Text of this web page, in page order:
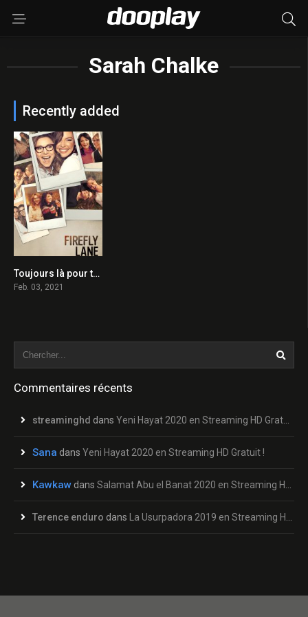
Sarah Chalke
Recently added
7.9Toujours là pour toi 2021 en Streaming HD Gratuit !
Feb. 03, 2021
Commentaires récents
streaminghd dans Yeni Hayat 2020 en Streaming HD Gratuit !
Sana dans Yeni Hayat 2020 en Streaming HD Gratuit !
Kawkaw dans Salamat Abu el Banat 2020 en Streaming HD Gratuit !
Terence enduro dans La Usurpadora 2019 en Streaming HD Gratuit !